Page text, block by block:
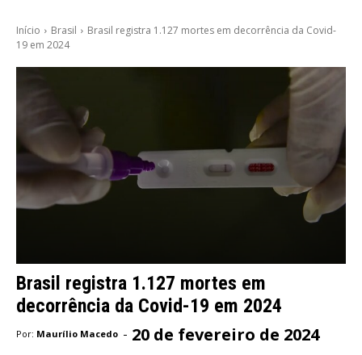
Início Brasil
Brasil registra 1.127 mortes em decorrência da Covid-
19 em 2024
Brasil registra 1.127 mortes em
decorrência da Covid-19 em 2024
Por: Maurílio Macedo - 20 de fevereiro de 2024